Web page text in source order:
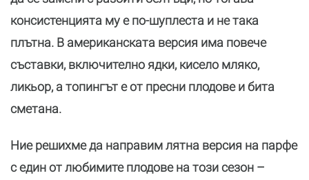
консистенцията му е по-шуплеста и не така
плътна. В американската версия има повече
съставки, включително ядки, кисело мляко,
ликьор, а топингът е от пресни плодове и бита
сметана.
Ние решихме да направим лятна версия на парфе
с един от любимите плодове на този сезон –